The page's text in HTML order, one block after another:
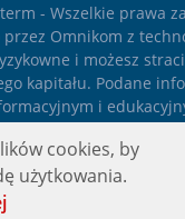
- Wszelkie prawa
Omnikom z
i możesz
kapitału. Podane
i
porady finansowej ani
inwestycyjnej.
cookies, by
użytkowania.